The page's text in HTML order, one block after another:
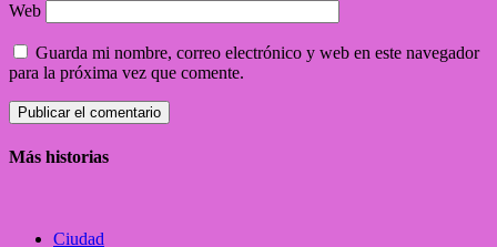
Web
Guarda mi nombre, correo electrónico y web en este navegador
para la próxima vez que comente.
Más historias
Ciudad